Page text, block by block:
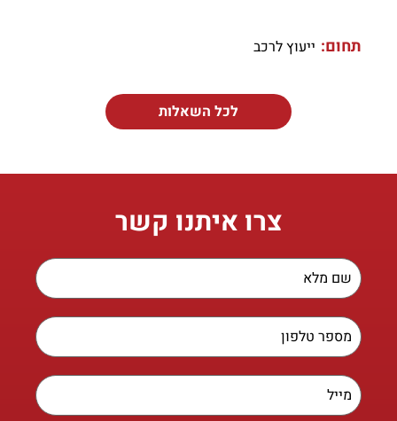
תחום: ייעוץ לרכב
לכל השאלות
צרו איתנו קשר